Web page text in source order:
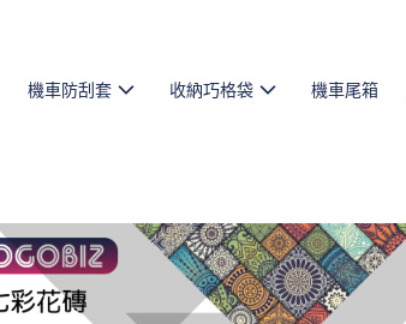
機車防刮套 收納巧格袋 機車尾箱